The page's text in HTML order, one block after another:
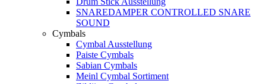
SNAREDAMPER CONTROLLED SNARE
SOUND
Cymbals
Cymbal Ausstellung
Paiste Cymbals
Sabian Cymbals
Meinl Cymbal Sortiment